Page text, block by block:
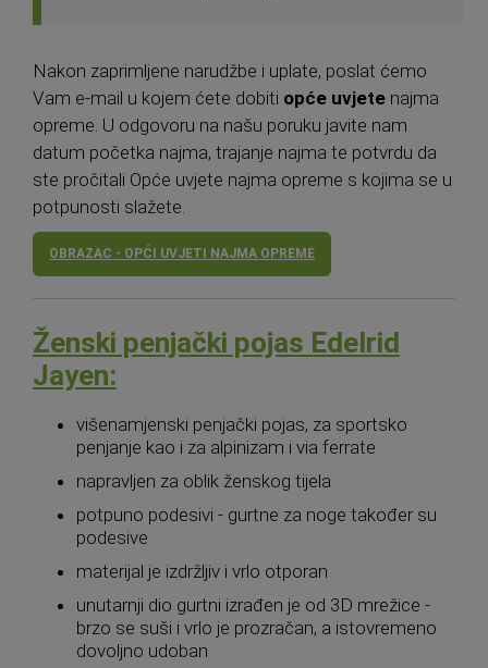
Nakon zaprimljene narudžbe i uplate, poslat ćemo
Vam e-mail u kojem ćete dobiti opće uvjete najma
opreme. U odgovoru na našu poruku javite nam
datum početka najma, trajanje najma te potvrdu da
ste pročitali Opće uvjete najma opreme s kojima se u
potpunosti slažete.
OBRAZAC - OPĆI UVJETI NAJMA OPREME
Ženski penjački pojas Edelrid
Jayen:
višenamjenski penjački pojas, za sportsko
penjanje kao i za alpinizam i via ferrate
napravljen za oblik ženskog tijela
potpuno podesivi - gurtne za noge također su
podesive
materijal je izdržljiv i vrlo otporan
unutarnji dio gurtni izrađen je od 3D mrežice -
brzo se suši i vrlo je prozračan, a istovremeno
dovoljno udoban